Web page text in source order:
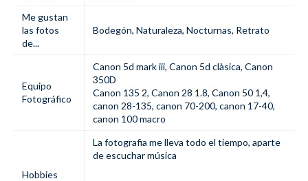
Me gustan
las fotos
de...
Bodegón, Naturaleza, Nocturnas, Retrato
Equipo
Fotográfico
Canon 5d mark iii, Canon 5d clàsica, Canon
350D
Canon 135 2, Canon 28 1.8, Canon 50 1,4,
canon 28-135, canon 70-200, canon 17-40,
canon 100 macro
Hobbies
La fotografia me lleva todo el tiempo, aparte
de escuchar música